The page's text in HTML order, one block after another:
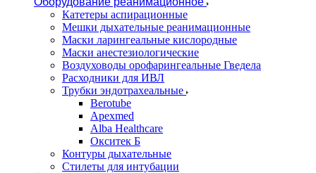
Катетеры аспирационные
Мешки дыхательные реанимационные
Маски ларингеальные кислородные
Маски анестезиологические
Воздуховоды орофарингеальные Гведела
Расходники для ИВЛ
Трубки эндотрахеальные
Berotube
Apexmed
Alba Healthcare
Окситек Б
Контуры дыхательные
Стилеты для интубации